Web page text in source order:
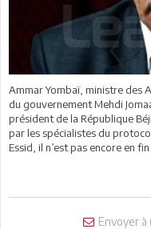
Ammar Yombaï, ministre des
du gouvernement Mehdi
président de la République
par les spécialistes du
Essid, il n’est pas encore en
Envoyer à